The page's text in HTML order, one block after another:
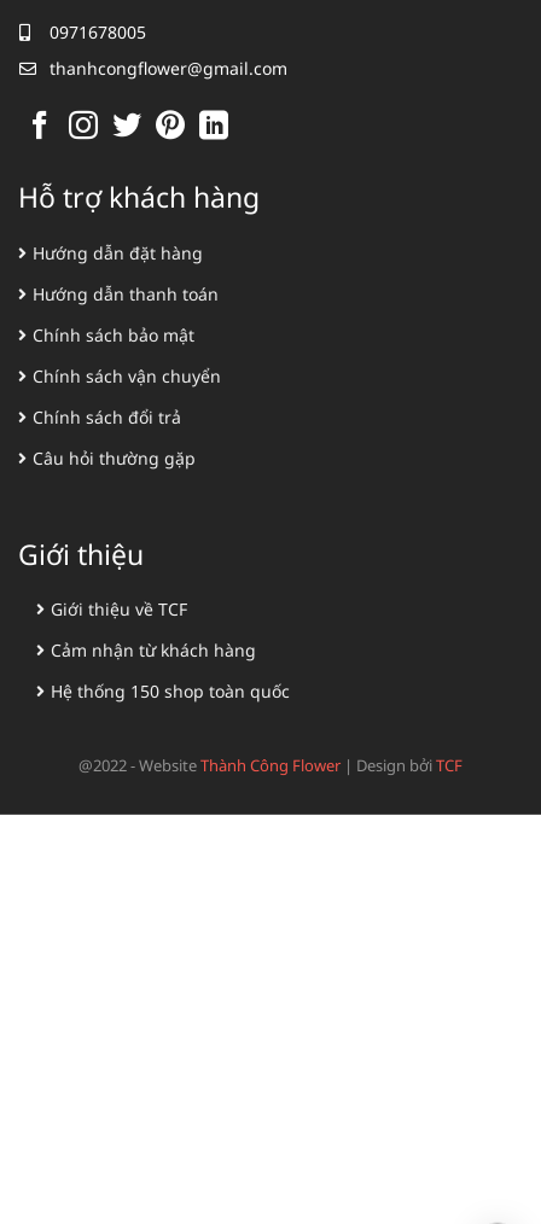
0971678005
thanhcongflower@gmail.com
Hỗ trợ khách hàng
Hướng dẫn đặt hàng
Hướng dẫn thanh toán
Chính sách bảo mật
Chính sách vận chuyển
Chính sách đổi trả
Câu hỏi thường gặp
Giới thiệu
Giới thiệu về TCF
Cảm nhận từ khách hàng
Hệ thống 150 shop toàn quốc
@2022 - WebsiteThành Công Flower | Design bởiTCF